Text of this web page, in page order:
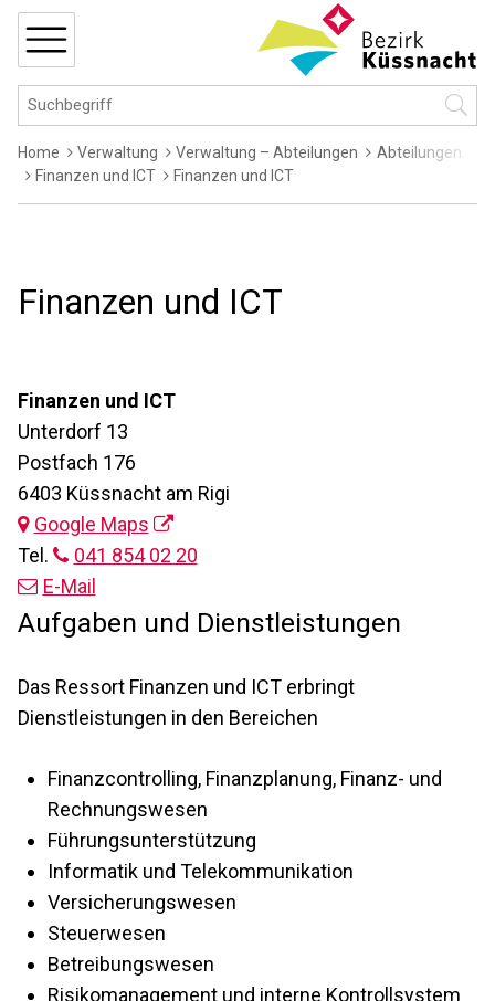
Navigieren in Küssnacht
Schnellnavigation
Hauptnavigation
Suchbegriff
Breadcrumb
Home Verwaltung Verwaltung – Abteilungen
Abteilungen
Finanzen und ICT
Finanzen und ICT
Finanzen und ICT
Adresse
Finanzen und ICT
Unterdorf 13
Postfach 176
6403 Küssnacht am Rigi
Google Maps
Tel.
041 854 02 20
E-Mail
Beschreibung Finanzen und ICT
Aufgaben und Dienstleistungen
Das Ressort Finanzen und ICT erbringt
Dienstleistungen in den Bereichen
Finanzcontrolling, Finanzplanung, Finanz- und
Rechnungswesen
Führungsunterstützung
Informatik und Telekommunikation
Versicherungswesen
Steuerwesen
Betreibungswesen
Risikomanagement und interne Kontrollsystem